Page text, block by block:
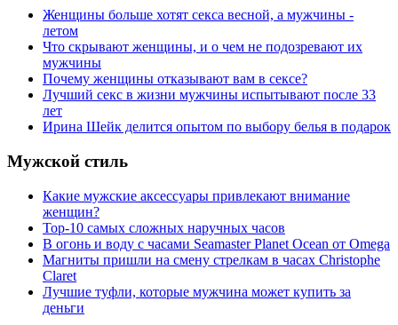
Женщины больше хотят секса весной, а мужчины -
летом
Что скрывают женщины, и о чем не подозревают их
мужчины
Почему женщины отказывают вам в сексе?
Лучший секс в жизни мужчины испытывают после 33
лет
Ирина Шейк делится опытом по выбору белья в подарок
Мужской стиль
Какие мужские аксессуары привлекают внимание
женщин?
Top-10 самых сложных наручных часов
В огонь и воду с часами Seamaster Planet Ocean от Omega
Магниты пришли на смену стрелкам в часах Christophe
Claret
Лучшие туфли, которые мужчина может купить за
деньги